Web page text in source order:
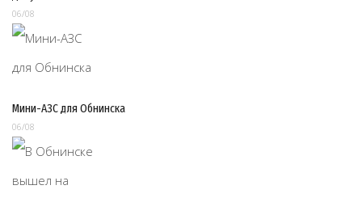
06/08
Мини-АЗС для Обнинска
06/08